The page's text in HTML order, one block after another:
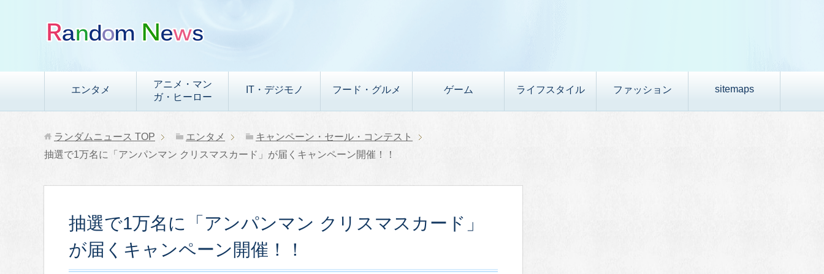
エンタメ
アニメ・マン
ガ・ヒーロー
IT・デジモノ フード・グルメ ゲーム ライフスタイル ファッション sitemaps
ランダムニュース TOP エンタメ
キャンペーン・セール・コンテスト
抽選で1万名に「アンパンマン クリスマスカード」が届くキャンペーン開催！！
抽選で1万名に「アンパンマン クリスマスカード」
が届くキャンペーン開催！！